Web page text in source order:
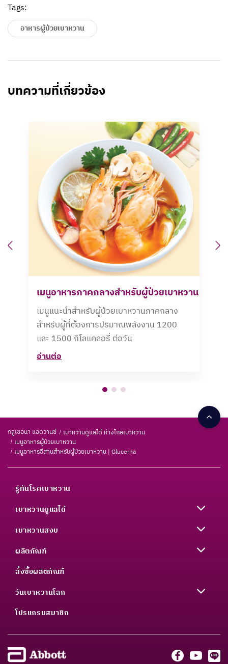
Tags:
อาหารผู้ป่วยเบาหวาน
บทความที่เกี่ยวข้อง
Previous
เมนูอาหารภาคกลางสำหรับผู้ป่วยเบาหวาน
เมนูแนะนำสำหรับผู้ป่วยเบาหวานภาคกลาง
สำหรับผู้ที่ต้องการปริมาณพลังงาน 1200
และ 1500 กิโลแคลอรี่ ต่อวัน
อ่านต่อ
กลูเซอนา แอดวานซ์
เบาหวานดูแลได้ ห่างไกลเบาหวาน
เมนูอาหารผู้ป่วยเบาหวาน
เมนูอาหารอีสานสำหรับผู้ป่วยเบาหวาน | Glucerna
รู้ทันโรคเบาหวาน
เบาหวานดูแลได้
เบาหวานสงบ
ผลิตภัณฑ์
สั่งซื้อผลิตภัณฑ์
วันเบาหวานโลก
โปรแกรมสมาชิก